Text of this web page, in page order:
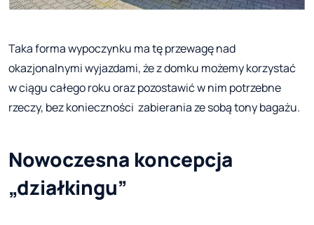
Taka forma wypoczynku ma tę przewagę nad
okazjonalnymi wyjazdami, że z domku możemy korzystać
w ciągu całego roku oraz pozostawić w nim potrzebne
rzeczy, bez konieczności zabierania ze sobą tony bagażu.
Nowoczesna koncepcja
„działkingu”